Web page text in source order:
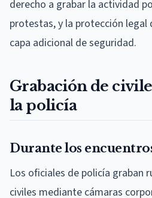
derecho a grabar la actividad
protestas, y la protección legal
capa adicional de seguridad.
Grabación de
la policía
Durante los
Los oficiales de policía graban
civiles mediante cámaras